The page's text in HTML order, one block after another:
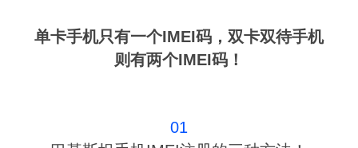
单卡手机只有一个IMEI码，双卡双待手机
则有两个IMEI码！
01